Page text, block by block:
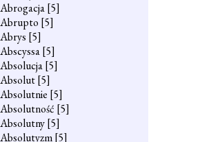
Abrogacja[5]
Abrupto [5]
Abrys [5]
Abscyssa[5]
Absolucja[5]
Absolut[5]
Absolutnie [5]
Absolutność [5]
Absolutny[5]
Absolutyzm[5]